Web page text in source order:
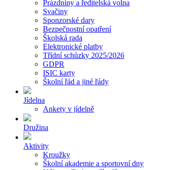
Prázdniny a ředitelská volna
Svačiny
Sponzorské dary
Bezpečnostní opatření
Školská rada
Elektronické platby
Třídní schůzky 2025/2026
GDPR
ISIC karty
Školní řád a jiné řády
Jídelna
Ankety v jídelně
Družina
Aktivity
Kroužky
Školní akademie a sportovní dny